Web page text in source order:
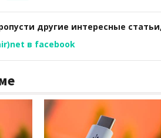
другие интересные
в facebook